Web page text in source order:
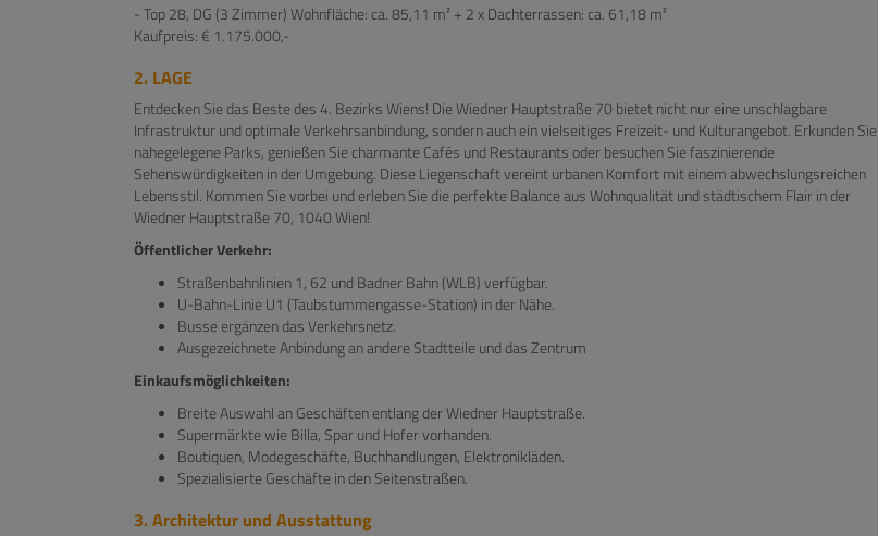
- Top 28, DG (3 Zimmer) Wohnfläche: ca. 85,11 m² + 2 x Dachterrassen: ca. 61,18 m²
Kaufpreis: € 1.175.000,-
2. LAGE
Entdecken Sie das Beste des 4. Bezirks Wiens! Die Wiedner Hauptstraße 70 bietet nicht nur eine unschlagbare
Infrastruktur und optimale Verkehrsanbindung, sondern auch ein vielseitiges Freizeit- und Kulturangebot. Erkunden Sie
nahegelegene Parks, genießen Sie charmante Cafés und Restaurants oder besuchen Sie faszinierende
Sehenswürdigkeiten in der Umgebung. Diese Liegenschaft vereint urbanen Komfort mit einem abwechslungsreichen
Lebensstil. Kommen Sie vorbei und erleben Sie die perfekte Balance aus Wohnqualität und städtischem Flair in der
Wiedner Hauptstraße 70, 1040 Wien!
Öffentlicher Verkehr:
Straßenbahnlinien 1, 62 und Badner Bahn (WLB) verfügbar.
U-Bahn-Linie U1 (Taubstummengasse-Station) in der Nähe.
Busse ergänzen das Verkehrsnetz.
Ausgezeichnete Anbindung an andere Stadtteile und das Zentrum
Einkaufsmöglichkeiten:
Breite Auswahl an Geschäften entlang der Wiedner Hauptstraße.
Supermärkte wie Billa, Spar und Hofer vorhanden.
Boutiquen, Modegeschäfte, Buchhandlungen, Elektronikläden.
Spezialisierte Geschäfte in den Seitenstraßen.
3. Architektur und Ausstattung